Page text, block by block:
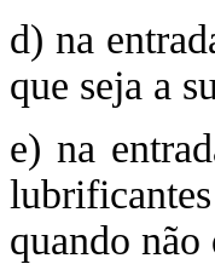
d) na
que seja a
e) na
quando